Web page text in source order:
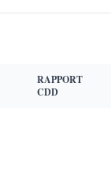
RAPPORT
CDD